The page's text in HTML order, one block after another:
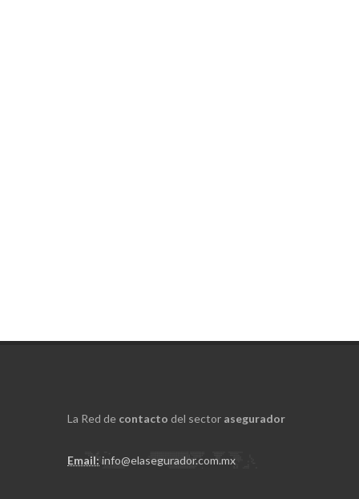
La Red de contacto del sector asegurador
Email: info@elasegurador.com.mx